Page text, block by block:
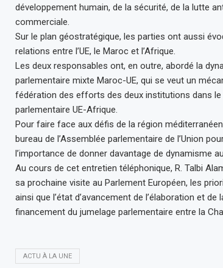
développement humain, de la sécurité, de la lutte
commerciale.
Sur le plan géostratégique, les parties ont aussi
relations entre l’UE, le Maroc et l’Afrique.
Les deux responsables ont, en outre, abordé la
parlementaire mixte Maroc-UE, qui se veut un
fédération des efforts des deux institutions dans le
parlementaire UE-Afrique.
Pour faire face aux défis de la région
bureau de l’Assemblée parlementaire de l’Union
l’importance de donner davantage de dynamisme
Au cours de cet entretien téléphonique, R. Talbi
sa prochaine visite au Parlement Européen, les
ainsi que l’état d’avancement de l’élaboration et
financement du jumelage parlementaire entre la
ACTU À LA UNE